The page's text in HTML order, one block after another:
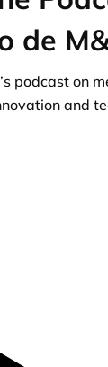
de
podcast on
and